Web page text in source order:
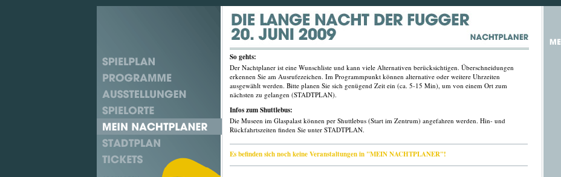
So gehts:
Der Nachtplaner ist eine Wunschliste und kann viele Alternativen berücksichtigen. Überschneidungen
erkennen Sie am Ausrufezeichen. Im Programmpunkt können alternative oder weitere Uhrzeiten
ausgewählt werden. Bitte planen Sie sich genügend Zeit ein (ca. 5-15 Min), um von einem Ort zum
nächsten zu gelangen (STADTPLAN).
Infos zum Shuttlebus:
Die Museen im Glaspalast können per Shuttlebus (Start im Zentrum) angefahren werden. Hin- und
Rückfahrtszeiten finden Sie unter STADTPLAN.
Es befinden sich noch keine Veranstaltungen in "MEIN NACHTPLANER"!